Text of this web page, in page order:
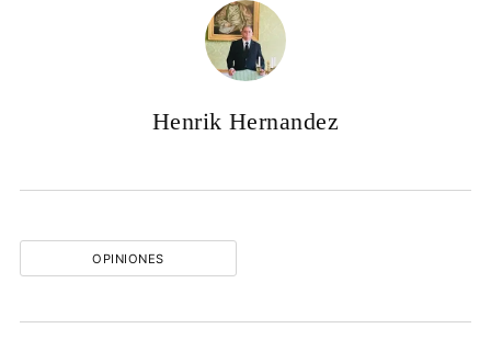
Henrik Hernandez
OPINIONES